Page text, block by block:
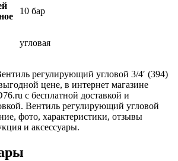
10 бар
угловая
регулирующий угловой 3/4′ (394)
цене, в интернет магазине
с бесплатной доставкой и
Вентиль регулирующий угловой
фото, характеристики, отзывы
и аксессуары.